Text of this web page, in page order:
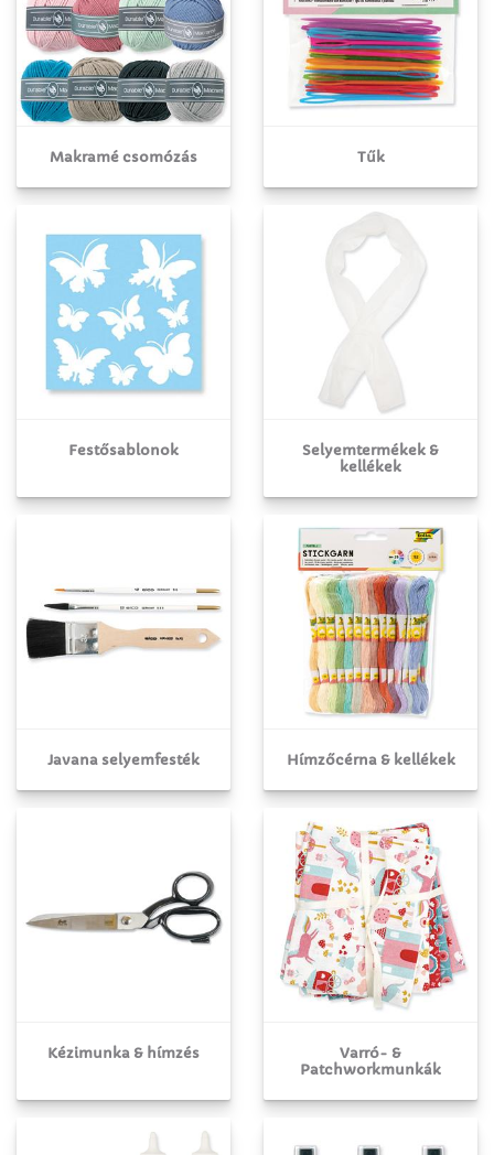
Makramé csomózás Tűk
Festősablonok
Selyemtermékek &
kellékek
Javana selyemfesték Hímzőcérna & kellékek
Kézimunka & hímzés
Varró- &
Patchworkmunkák